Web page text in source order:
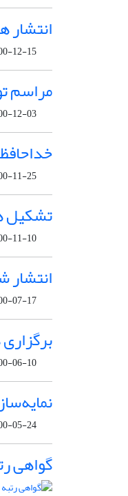
12-15
مراسم
12-03
11-25
تشکیل
11-10
07-17
06-10
05-24
گواهی